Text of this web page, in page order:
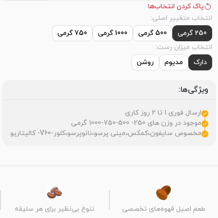
پاک کردن انتخاب‌ها
انتخاب متغییر اصلی:
250 گرمی
500 گرمی 1000 گرمی
750 گرمی
انتخاب میزان رست:
دارک
مدیوم روشن
ویژگی‌ها:
ارسال فوری 1 تا 2 روز کاری
موجود در وزن های 250- 500-750-1000 گرمی
مخصوص سایفون،کمکس،مینی پرسو،نانوپرسو،کلور-V60- کالیتاریو
طعم اصیل قهوه‌های تخصصی تنوع بی‌نظیر برای هر سلیقه